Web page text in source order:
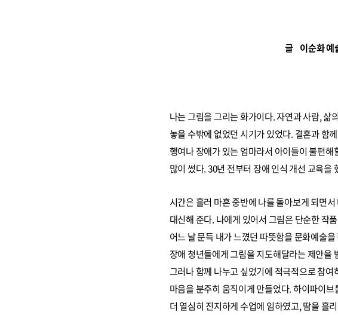
글 이순화 예
나는 그림을 그리는 화가이다. 자연과 사람,
놓을 수밖에 없었던 시기가 있었다. 결혼과 함
행여나 장애가 있는 엄마라서 아이들이 불편
많이 썼다. 30년 전부터 장애 인식 개선 교육을
시간은 흘러 마흔 중반에 나를 돌아보게 되면
대신해 준다. 나에게 있어서 그림은 단순한 작
어느 날 문득 내가 느꼈던 따뜻함을 문화예술
장애 청년들에게 그림을 지도해달라는 제안을
그러나 함께 나누고 싶었기에 적극적으로 참
마음을 분주히 움직이게 만들었다. 하이파이
더 열심히 진지하게 수업에 임하였고, 땀을 흘